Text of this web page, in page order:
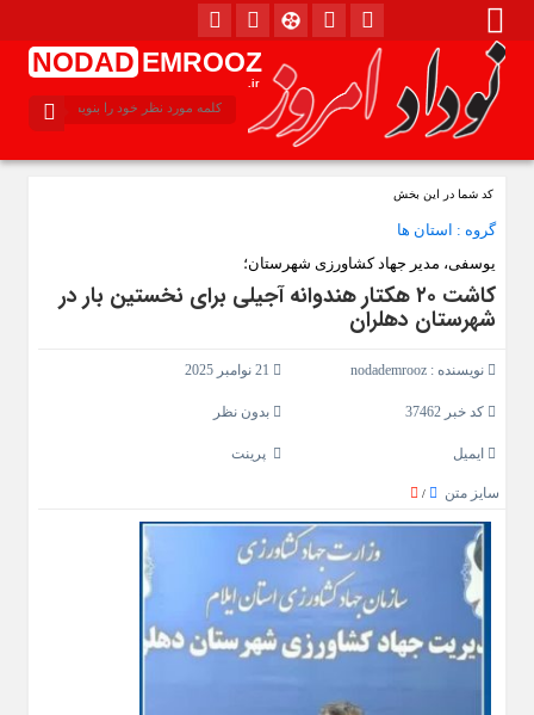
NODAD EMROOZ
.ir
کد شما در این بخش
گروه : استان ها
یوسفی، مدیر جهاد کشاورزی شهرستان؛
کاشت ۲۰ هکتار هندوانه آجیلی برای نخستین بار در
شهرستان دهلران
نویسنده : nodademrooz
کد خبر 37462 بدون نظر
ایمیل پرینت
سایز متن /